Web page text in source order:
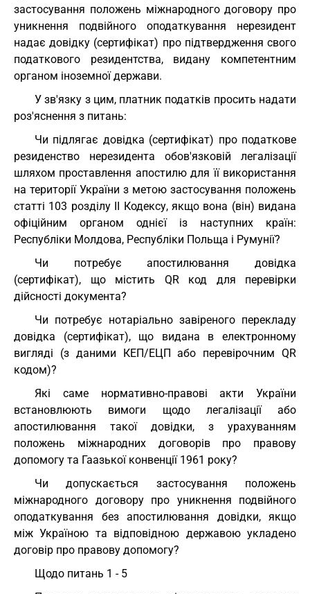
застосування положень міжнародного договору про
уникнення подвійного оподаткування нерезидент
надає довідку (сертифікат) про підтвердження свого
податкового резидентства, видану компетентним
органом іноземної держави.
У зв'язку з цим, платник податків просить надати
роз'яснення з питань:
Чи підлягає довідка (сертифікат) про податкове
резиденство нерезидента обов'язковій легалізації
шляхом проставлення апостилю для її використання
на території України з метою застосування положень
статті 103 розділу II Кодексу, якщо вона (він) видана
офіційним органом однієї із наступних країн:
Республіки Молдова, Республіки Польща і Румунії?
Чи потребує апостилювання довідка
(сертифікат), що містить QR код для перевірки
дійсності документа?
Чи потребує нотаріально завіреного перекладу
довідка (сертифікат), що видана в електронному
вигляді (з даними КЕП/ЕЦП або перевірочним QR
кодом)?
Які саме нормативно-правові акти України
встановлюють вимоги щодо легалізації або
апостилювання такої довідки, з урахуванням
положень міжнародних договорів про правову
допомогу та Гаазької конвенції 1961 року?
Чи допускається застосування положень
міжнародного договору про уникнення подвійного
оподаткування без апостилювання довідки, якщо
між Україною та відповідною державою укладено
договір про правову допомогу?
Щодо питань 1 - 5